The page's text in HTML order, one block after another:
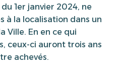
1er janvier 2024, ne
à la localisation dans un
Ville. En en ce qui
ceux-ci auront trois ans
achevés.